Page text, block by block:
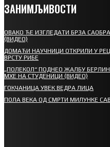
ЗАНИМЉИВОСТИ
ОВАКО ЋЕ ИЗГЛЕДАТИ БРЗА
(ВИДЕО)
ДОМАЋИ НАУЧНИЦИ ОТКРИЛИ У
ВРСТУ РИБЕ
„ПОЛЕКОЛ“ ПОДНЕО ЖАЛБУ
МХЕ НА СТУДЕНИЦИ (ВИДЕО)
ГОКЧАНИЦА УВЕК ВЕДРА ЛИЦА
ПОЛА ВЕКА ОД СМРТИ МИЛУНКЕ